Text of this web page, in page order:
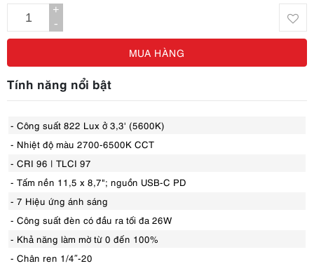
+
-
MUA HÀNG
Tính năng nổi bật
- Công suất 822 Lux ở 3,3' (5600K)
- Nhiệt độ màu 2700-6500K CCT
- CRI 96 | TLCI 97
- Tấm nền 11,5 x 8,7"; nguồn USB-C PD
- 7 Hiệu ứng ánh sáng
- Công suất đèn có đầu ra tối đa 26W
- Khả năng làm mờ từ 0 đến 100%
- Chân ren 1/4″-20